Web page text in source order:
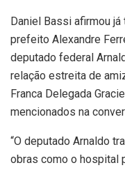
Daniel Bassi afirmou
prefeito Alexandre
deputado federal
relação estreita de
Franca Delegada
mencionados na
“O deputado Arnaldo
obras como o hospital